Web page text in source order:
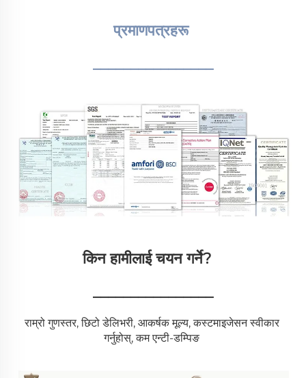
प्रमाणपत्रहरू
________________
किन हामीलाई चयन गर्ने?
________________
राम्रो गुणस्तर, छिटो डेलिभरी, आकर्षक मूल्य, कस्टमाइजेसन स्वीकार
गर्नुहोस्, कम एन्टी-डम्पिङ